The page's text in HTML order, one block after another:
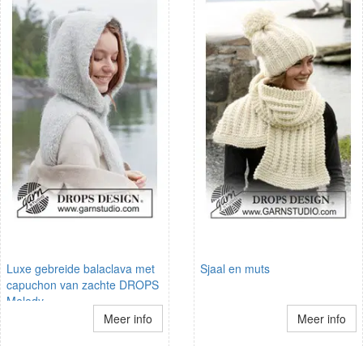
Luxe gebreide balaclava met
capuchon van zachte DROPS
Melody
Meer info
Sjaal en muts
Meer info